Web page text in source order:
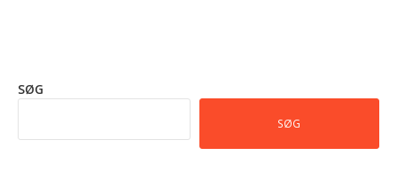
SØG
SØG